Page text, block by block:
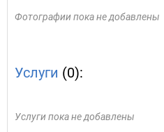
Фотографии пока не добавлены
Услуги (0):
Услуги пока не добавлены